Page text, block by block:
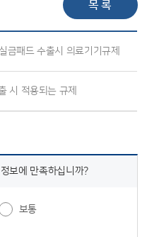
목 록
금패드 수출시 의료기기규제
시 적용되는 규제
보에 만족하십니까?
보통